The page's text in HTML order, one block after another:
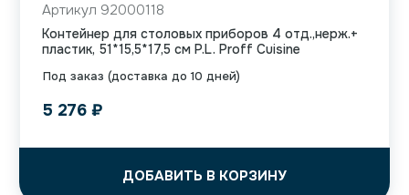
Под заказ (доставка до 10 дней)
Артикул 92000118
Контейнер для столовых приборов 4 отд.,нерж.+
пластик, 51*15,5*17,5 см P.L. Proff Cuisine
5 276 ₽
ДОБАВИТЬ В КОРЗИНУ